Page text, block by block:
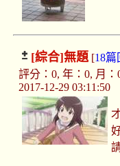
[綜合]無題[18篇
評分：0, 年：0, 月
2017-12-29 03:11:50